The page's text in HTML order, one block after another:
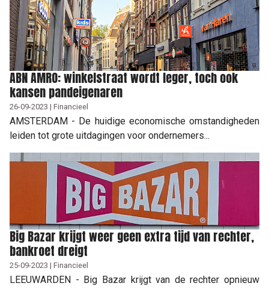
ABN AMRO: winkelstraat wordt leger, toch ook
kansen pandeigenaren
26-09-2023 | Financieel
AMSTERDAM - De huidige economische omstandigheden
leiden tot grote uitdagingen voor ondernemers...
Big Bazar krijgt weer geen extra tijd van rechter,
bankroet dreigt
25-09-2023 | Financieel
LEEUWARDEN - Big Bazar krijgt van de rechter opnieuw